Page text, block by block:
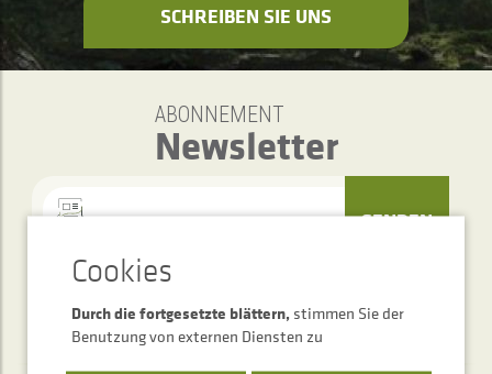
SCHREIBEN SIE UNS
ABONNEMENT
Newsletter
SENDEN
Durch die fortgesetzte blättern, stimmen Sie der
Benutzung von externen Diensten zu